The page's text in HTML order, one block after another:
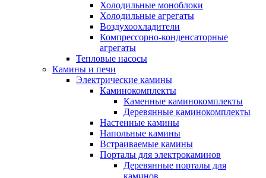
Холодильные моноблоки
Холодильные агрегаты
Воздухоохладители
Компрессорно-конденсаторные
агрегаты
Тепловые насосы
Камины и печи
Электрические камины
Каминокомплекты
Каменные каминокомплекты
Деревянные каминокомплекты
Настенные камины
Напольные камины
Встраиваемые камины
Порталы для электрокаминов
Деревянные порталы для
каминов